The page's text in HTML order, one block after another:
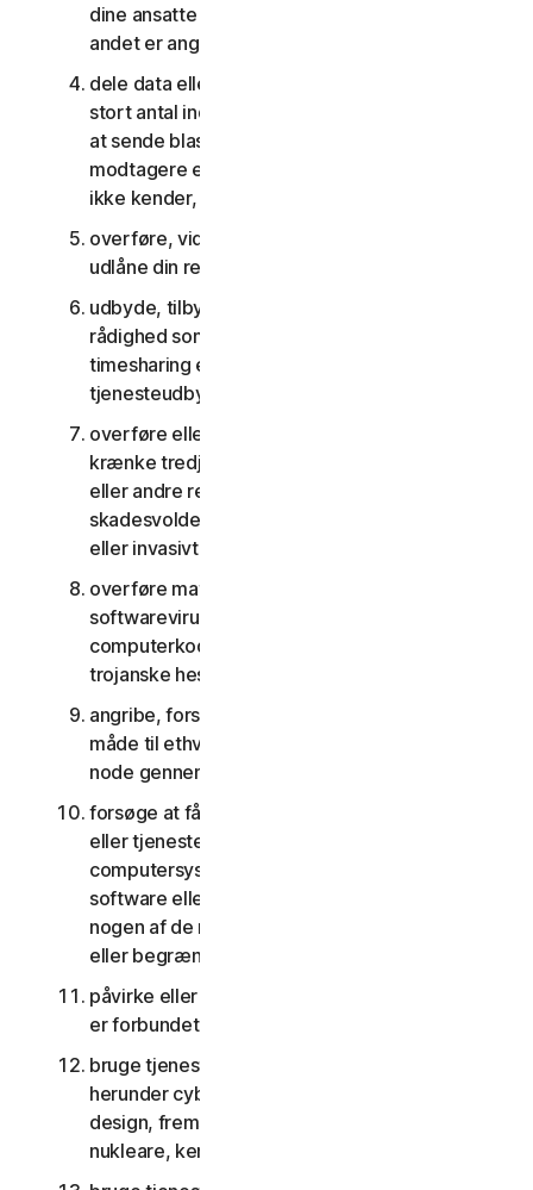
dine ansatte eller en del af din SV, medmindre
andet er angivet i LSA'en eller dokumentationen;
dele data eller andet indhold med et urimeligt
stort antal individer, herunder uden begrænsning
at sende blast-kommunikation til et stort antal
modtagere eller dele indhold med personer, du
ikke kender, eller som ikke kender dig
overføre, viderelicensere, leje, lease og/eller
udlåne din ret til at bruge tjenesterne
udbyde, tilbyde eller stille tjenesterne til
rådighed som del af en aftale om anlægsstyring,
timesharing eller som en del af en aftale med en
tjenesteudbyder eller et servicebureau
overføre eller opbevare materiale, der kan
krænke tredjemands immaterielle rettigheder
eller andre rettigheder, eller som er ulovligt,
skadesvoldene, ærekrænkende, injurierende
eller invasivt for andres privatliv
overføre materiale, der indeholder
softwarevirus eller anden skadelig
computerkode eller skadelige filer, for eksempel
trojanske heste, orme og tidsindstillede bomber
angribe, forstyrre, nægte tjenester på nogen
måde til ethvert andet netværk, computer eller
node gennem tjenesterne
forsøge at få uautoriseret adgang til software
eller tjenester eller andre brugeres konti eller
computersystemer eller netværk forbundet til
software eller tjenester eller forsøge at omgå
nogen af de måder, hvorpå vi beskytter imod
eller begrænser adgang til tjenesterne
påvirke eller forstyrre servere eller netværk, der
er forbundet til nogen tjenester
bruge tjenesterne til noget militært formål,
herunder cyberkrigsførelse, våbenudvikling,
design, fremstilling eller produktion af missiler,
nukleare, kemiske eller biologiske våben